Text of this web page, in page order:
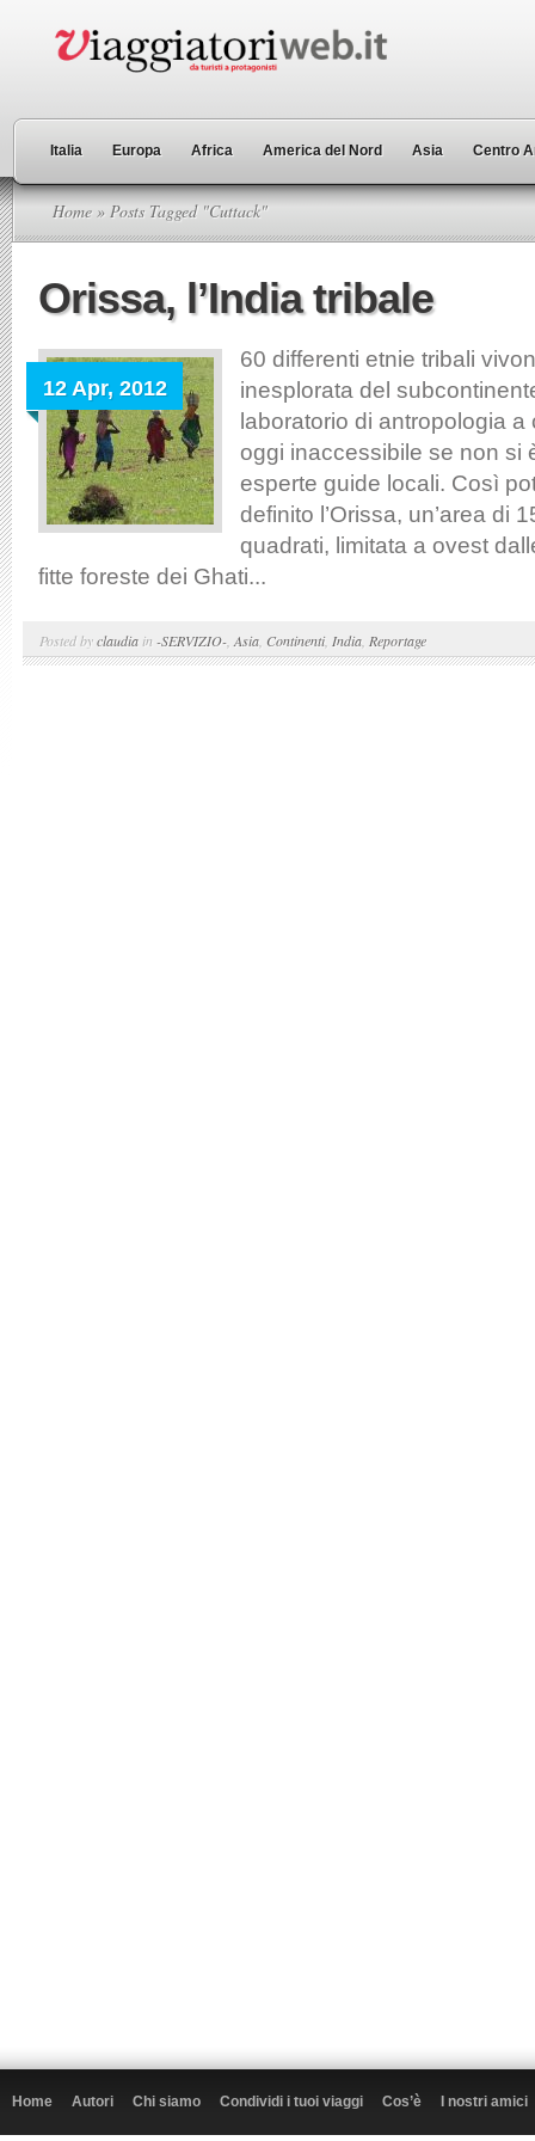
Italia Europa Africa America del Nord Asia Centro
Home » Posts Tagged "Cuttack"
Orissa, l’India tribale
12 Apr, 2012
60 differenti etnie tribali
inesplorata del
laboratorio di antropologia
oggi inaccessibile se non si
esperte guide locali. Così
definito l’Orissa, un’area di
quadrati, limitata a ovest
fitte foreste dei Ghati...
Posted byclaudia in -SERVIZIO- Asia Continenti, India Reportage
Home Autori Chi siamo Condividi i tuoi viaggi Cos’è I nostri amici